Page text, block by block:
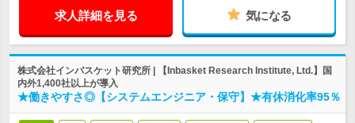
求人詳細を見る 気になる
株式会社インバスケット研究所 | 【Inbasket Research Institute, Ltd.】国
内外1,400社以上が導入
★働きやすさ◎【システムエンジニア・保守】★有休消化率95％